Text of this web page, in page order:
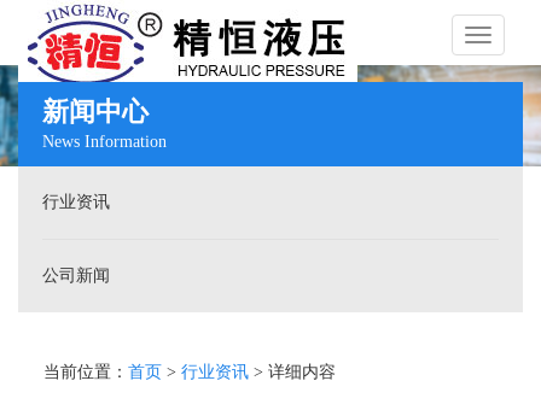
Toggle
新闻中心
News Information
行业资讯
公司新闻
当前位置： 首页 > 行业资讯> 详细内容